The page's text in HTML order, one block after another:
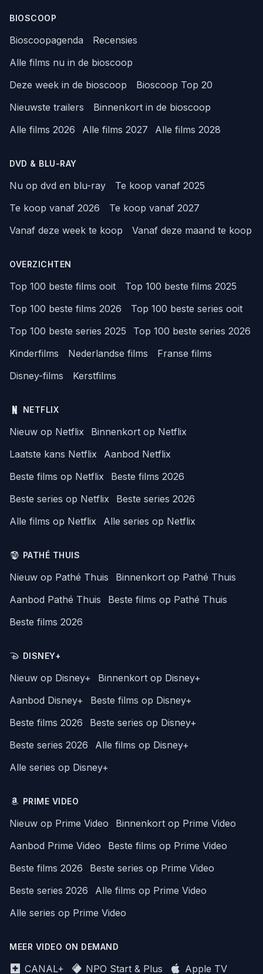
BIOSCOOP
Bioscoopagenda
Recensies
Alle films nu in de bioscoop
Deze week in de bioscoop
Bioscoop Top 20
Nieuwste trailers
Binnenkort in de bioscoop
Alle films 2026
Alle films 2027 Alle films 2028
DVD & BLU-RAY
Nu op dvd en blu-ray
Te koop vanaf 2025
Te koop vanaf 2026
Te koop vanaf 2027
Vanaf deze week te koop
Vanaf deze maand te koop
OVERZICHTEN
Top 100 beste films ooit
Top 100 beste films 2025
Top 100 beste films 2026
Top 100 beste series ooit
Top 100 beste series 2025
Top 100 beste series 2026
Kinderfilms
Nederlandse films
Franse films
Disney-films
Kerstfilms
NETFLIX
Nieuw op Netflix
Binnenkort op Netflix
Laatste kans Netflix
Aanbod Netflix
Beste films op Netflix
Beste films 2026
Beste series op Netflix
Beste series 2026
Alle films op Netflix
Alle series op Netflix
PATHÉ THUIS
Nieuw op Pathé Thuis
Binnenkort op Pathé Thuis
Aanbod Pathé Thuis
Beste films op Pathé Thuis
Beste films 2026
DISNEY+
Nieuw op Disney+
Binnenkort op Disney+
Aanbod Disney+
Beste films op Disney+
Beste films 2026
Beste series op Disney+
Beste series 2026
Alle films op Disney+
Alle series op Disney+
PRIME VIDEO
Nieuw op Prime Video
Binnenkort op Prime Video
Aanbod Prime Video
Beste films op Prime Video
Beste films 2026
Beste series op Prime Video
Beste series 2026
Alle films op Prime Video
Alle series op Prime Video
MEER VIDEO ON DEMAND
CANAL+ NPO Start & Plus Apple TV